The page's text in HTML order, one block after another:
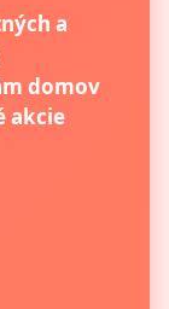
a
domov
akcie